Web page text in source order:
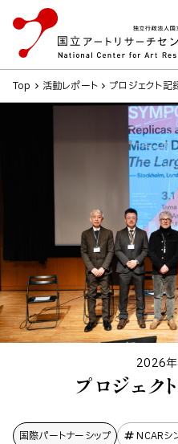
Top 活動レポート プロジェクト記
2026
プロジェク
国際パートナーシップ NCARシ